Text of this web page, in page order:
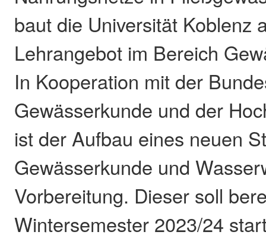
baut die Universität Koblenz
Lehrangebot im Bereich
In Kooperation mit der
Gewässerkunde und der
ist der Aufbau eines neuen
Gewässerkunde und
Vorbereitung. Dieser soll
Wintersemester 2023/24